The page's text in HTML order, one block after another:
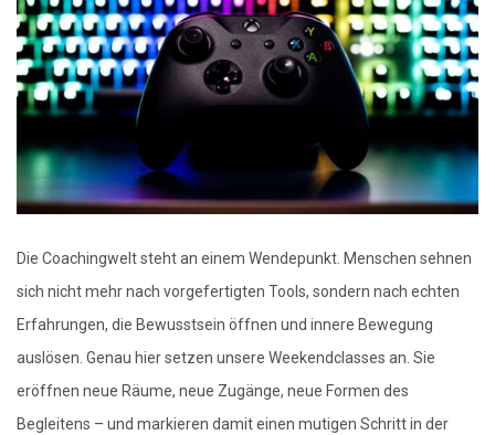
Die Coachingwelt steht an einem Wendepunkt. Menschen sehnen
sich nicht mehr nach vorgefertigten Tools, sondern nach echten
Erfahrungen, die Bewusstsein öffnen und innere Bewegung
auslösen. Genau hier setzen unsere Weekendclasses an. Sie
eröffnen neue Räume, neue Zugänge, neue Formen des
Begleitens – und markieren damit einen mutigen Schritt in der